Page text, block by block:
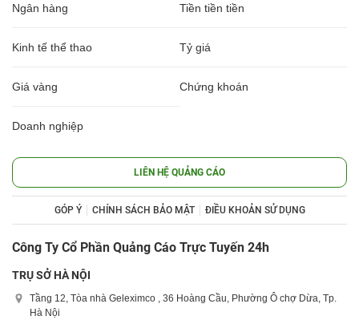
Ngân hàng Tiền tiền tiền
Kinh tế thể thao Tỷ giá
Giá vàng Chứng khoán
Doanh nghiệp
LIÊN HỆ QUẢNG CÁO
GÓP Ý CHÍNH SÁCH BẢO MẬT ĐIỀU KHOẢN SỬ DỤNG
Công Ty Cổ Phần Quảng Cáo Trực Tuyến 24h
TRỤ SỞ HÀ NỘI
Tầng 12, Tòa nhà Geleximco , 36 Hoàng Cầu, Phường Ô chợ Dừa, Tp.
Hà Nội